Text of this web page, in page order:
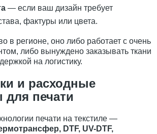
— если ваш дизайн требует
фактуры или цвета.
в регионе, оно либо работает с очень
либо вынуждено заказывать ткани
на логистику.
и расходные
печати
печати на текстиле —
DTF, UV-DTF,